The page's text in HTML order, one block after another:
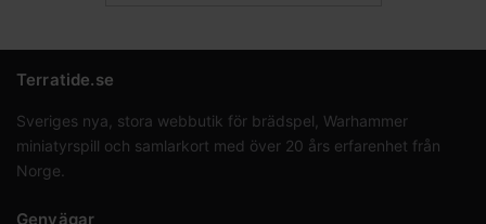
Terratide.se
Sveriges nya, stora webbutik för brädspel, Warhammer
miniatyrspill och samlarkort med över 20 års erfarenhet från
Norge.
Genvägar